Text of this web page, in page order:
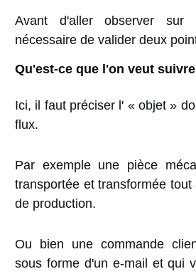
Avant d'aller observer
nécessaire de valider deux
Qu'est-ce que l'on veut
Ici, il faut préciser l' « objet »
flux.
Par exemple une pièce
transportée et transformée
de production.
Ou bien une commande
sous forme d'un e-mail et qui